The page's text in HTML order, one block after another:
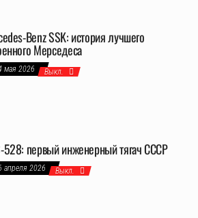
Benz SSK: история лучшего
Мерседеса
мая 2026 Выкл.
первый инженерный тягач СССР
апреля 2026 Выкл.